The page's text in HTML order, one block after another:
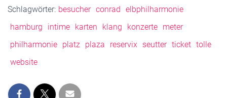
Schlagwörter: besucher conrad elbphilharmonie
hamburg
intime karten klang konzerte meter
philharmonie platz plaza reservix seutter ticket tolle
website